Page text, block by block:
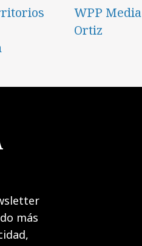
WPP
Ortiz
más